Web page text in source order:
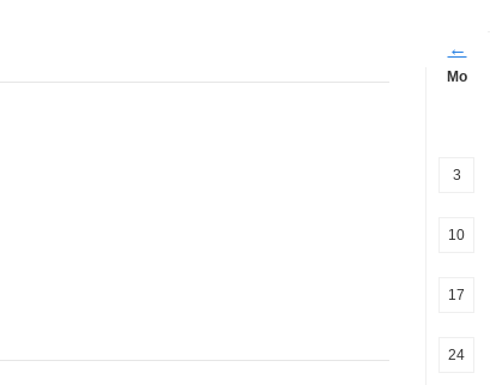
←
Mo
3
10
17
24